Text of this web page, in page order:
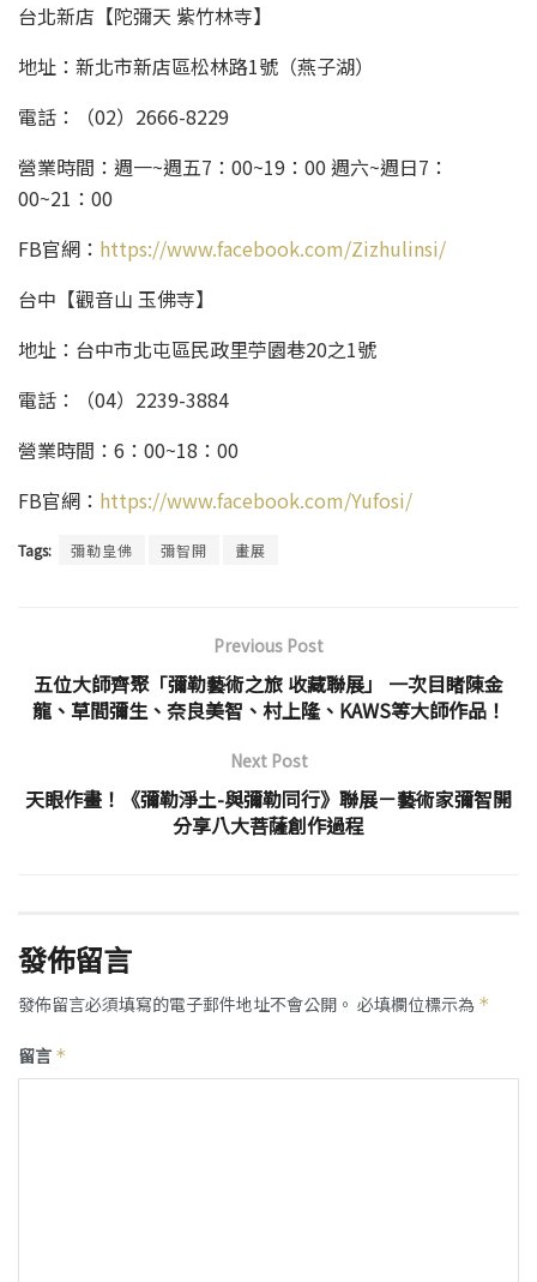
台北新店【陀彌天 紫竹林寺】
地址：新北市新店區松林路1號（燕子湖）
電話：（02）2666-8229
營業時間：週一~週五7：00~19：00 週六~週日7：
00~21：00
FB官網： https://www.facebook.com/Zizhulinsi/
台中【觀音山 玉佛寺】
地址：台中市北屯區民政里苧園巷20之1號
電話：（04）2239-3884
營業時間：6：00~18：00
FB官網： https://www.facebook.com/Yufosi/
Tags: 彌勒皇佛 彌智開 畫展
Previous Post
五位大師齊聚「彌勒藝術之旅 收藏聯展」 一次目睹陳金
龍、草間彌生、奈良美智、村上隆、KAWS等大師作品！
Next Post
天眼作畫！《彌勒淨土-與彌勒同行》聯展－藝術家彌智開
分享八大菩薩創作過程
發佈留言
發佈留言必須填寫的電子郵件地址不會公開。 必填欄位標示為 *
留言 *